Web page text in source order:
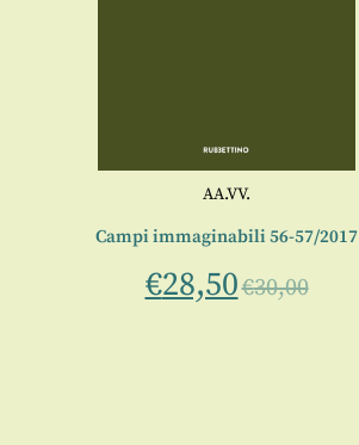
AA.VV.
Campi immaginabili 56-57/2017
€28,50€30,00